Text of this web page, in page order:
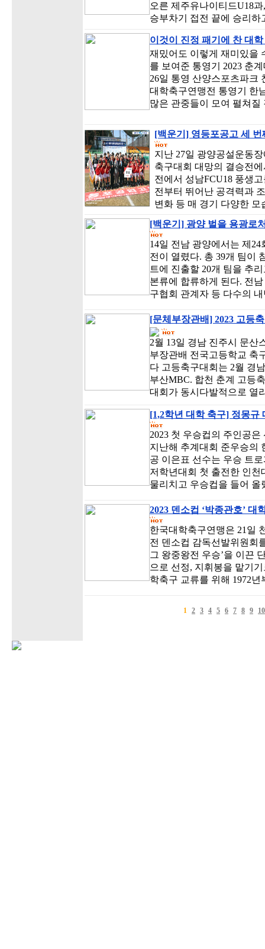
오른 제주유나이티드U18
승부차기 접전 끝에 승리
이것이 진정 패기에 찬 대
재밌어도 이렇게 재미있을
를 보여준 통영기 2023 춘
26일 통영 산양스포츠파크
대학축구연맹전 통영기 한
많은 관중들이 모여 펼쳐
[백운기] 영등포공고 세
지난 27일 광양공설운동
축구대회 대망의 결승전
전에서 성남FCU18 풍생
전부터 뛰어난 공격력과
변화 등 매 경기 다양한
[백운기] 광양 벌을 용광로
14일 전남 광양에서는 제
전이 열렸다. 총 39개 팀이
트에 진출할 20개 팀을 추
본류에 합류하게 된다. 전
구협회 관계자 등 다수의
[문체부장관배] 2023 고등
2월 13일 경남 진주시 문산
부장관배 전국고등학교 축
다 고등축구대회는 2월 경
부산MBC. 합천 춘계 고등
대회가 동시다발적으로 열
[1,2학년 대학 축구] 정몽
2023 첫 우승컵의 주인공
지난해 추계대회 준우승의
공 이은표 선수는 우승 트
저학년대회 첫 출전한 인천
물리치고 우승컵을 들어
2023 덴소컵 ‘박종관호’
한국대학축구연맹은 21일
전 덴소컵 감독선발위원회
그 왕중왕전 우승’을 이끈
으로 선정, 지휘봉을 맡기
학축구 교류를 위해 1972
1 2 3 4 5 6 7 8 9 10